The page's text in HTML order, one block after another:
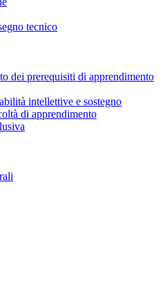
tecnico
dei prerequisiti di apprendimento
intellettive e sostegno
di apprendimento